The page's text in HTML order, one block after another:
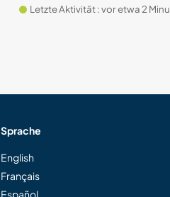
Letzte Aktivität : vor etwa 2 Minuten
Sprache
English
Français
Español